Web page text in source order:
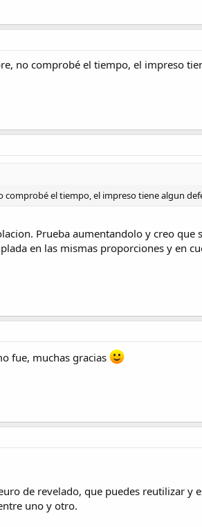
no comprobé el tiempo, el impreso
el tiempo, el impreso tiene algun
Prueba aumentandolo y creo
en las mismas proporciones y en
fue, muchas gracias
de revelado, que puedes reutilizar
uno y otro.